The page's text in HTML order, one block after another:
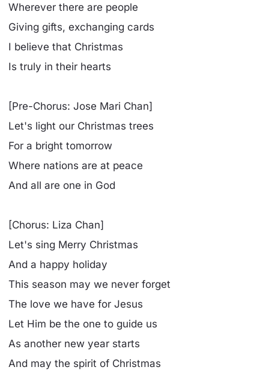
Wherever there are people
Giving gifts, exchanging cards
I believe that Christmas
Is truly in their hearts
[Pre-Chorus: Jose Mari Chan]
Let's light our Christmas trees
For a bright tomorrow
Where nations are at peace
And all are one in God
[Chorus: Liza Chan]
Let's sing Merry Christmas
And a happy holiday
This season may we never forget
The love we have for Jesus
Let Him be the one to guide us
As another new year starts
And may the spirit of Christmas